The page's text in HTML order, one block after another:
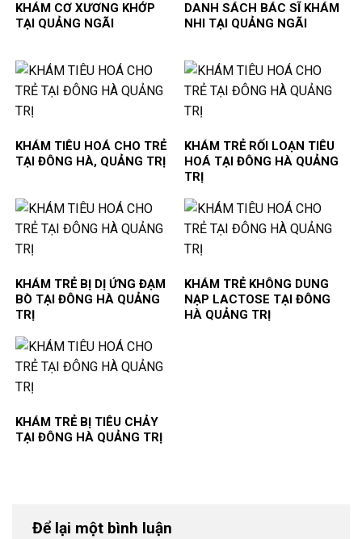
KHÁM CƠ XƯƠNG KHỚP
TẠI QUẢNG NGÃI
DANH SÁCH BÁC SĨ KHÁM
NHI TẠI QUẢNG NGÃI
KHÁM TIÊU HOÁ CHO TRẺ
TẠI ĐÔNG HÀ, QUẢNG TRỊ
KHÁM TRẺ RỐI LOẠN TIÊU
HOÁ TẠI ĐÔNG HÀ QUẢNG
TRỊ
KHÁM TRẺ BỊ DỊ ỨNG ĐẠM
BÒ TẠI ĐÔNG HÀ QUẢNG
TRỊ
KHÁM TRẺ KHÔNG DUNG
NẠP LACTOSE TẠI ĐÔNG
HÀ QUẢNG TRỊ
KHÁM TRẺ BỊ TIÊU CHẢY
TẠI ĐÔNG HÀ QUẢNG TRỊ
Để lại một bình luận